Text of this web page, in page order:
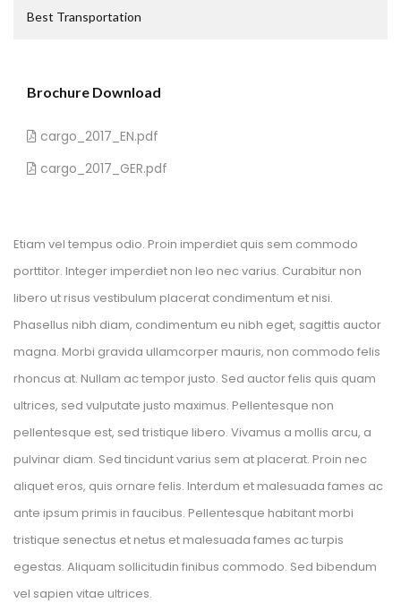
Best Transportation
Brochure Download
cargo_2017_EN.pdf
cargo_2017_GER.pdf
Etiam vel tempus odio. Proin imperdiet quis sem commodo
porttitor. Integer imperdiet non leo nec varius. Curabitur non
libero ut risus vestibulum placerat condimentum et nisi.
Phasellus nibh diam, condimentum eu nibh eget, sagittis auctor
magna. Morbi gravida ullamcorper mauris, non commodo felis
rhoncus at. Nullam ac tempor justo. Sed auctor felis quis quam
ultrices, sed vulputate justo maximus. Pellentesque non
pellentesque est, sed tristique libero. Vivamus a mollis arcu, a
pulvinar diam. Sed tincidunt varius sem at placerat. Proin nec
aliquet eros, quis ornare felis. Interdum et malesuada fames ac
ante ipsum primis in faucibus. Pellentesque habitant morbi
tristique senectus et netus et malesuada fames ac turpis
egestas. Aliquam sollicitudin finibus commodo. Sed bibendum
vel sapien vitae ultrices.